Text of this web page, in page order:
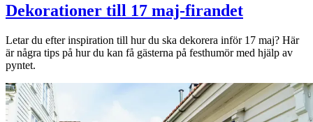
Min Shopping-app
Dekorationer till 17 maj-firandet
Letar du efter inspiration till hur du ska dekorera inför 17 maj? Här
är några tips på hur du kan få gästerna på festhumör med hjälp av
pyntet.